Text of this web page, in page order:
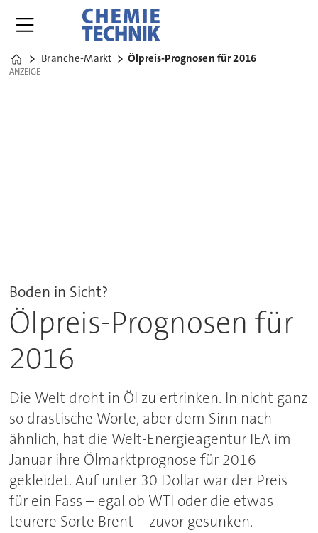
Home
Branche-Markt Ölpreis-Prognosen für 2016
ANZEIGE
ANZEIGE
Boden in Sicht?
Ölpreis-Prognosen für
2016
Die Welt droht in Öl zu ertrinken. In nicht ganz
so drastische Worte, aber dem Sinn nach
ähnlich, hat die Welt-Energieagentur IEA im
Januar ihre Ölmarktprognose für 2016
gekleidet. Auf unter 30 Dollar war der Preis
für ein Fass – egal ob WTI oder die etwas
teurere Sorte Brent – zuvor gesunken.